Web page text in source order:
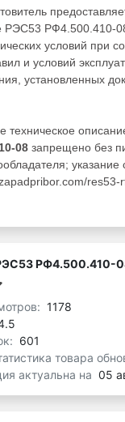
РЭС53 РФ4.500.410-
условий при
и условий
установленных
техническое
08 запрещено без
указание
РФ4.500.410-
1178
601
товара
актуальна на 05